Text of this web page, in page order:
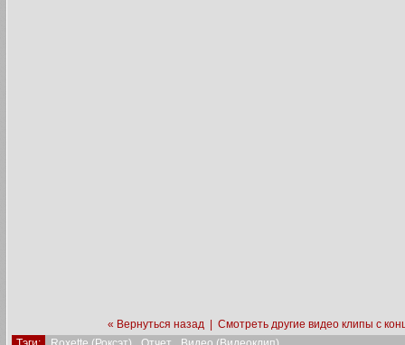
« Вернуться назад
Смотреть другие видео клипы с